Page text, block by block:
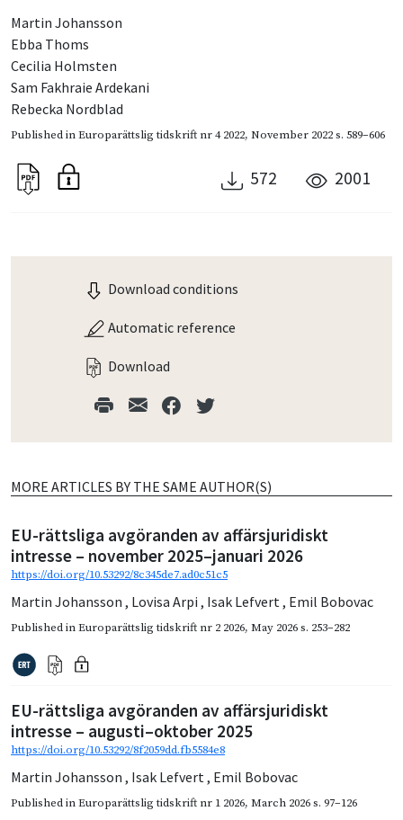
Martin Johansson
Ebba Thoms
Cecilia Holmsten
Sam Fakhraie Ardekani
Rebecka Nordblad
Published inEuroparättslig tidskrift nr 4 2022, November 2022s. 589–606
572 2001
Download conditions
Automatic reference
Download
MORE ARTICLES BY THE SAME AUTHOR(S)
EU-rättsliga avgöranden av affärsjuridiskt
intresse – november 2025–januari 2026
https://doi.org/10.53292/8c345de7.ad0c51c5
Martin Johansson , Lovisa Arpi , Isak Lefvert, Emil Bobovac
Published inEuroparättslig tidskrift nr 2 2026, May 2026s. 253–282
EU-rättsliga avgöranden av affärsjuridiskt
intresse – augusti–oktober 2025
https://doi.org/10.53292/8f2059dd.fb5584e8
Martin Johansson , Isak Lefvert, Emil Bobovac
Published inEuroparättslig tidskrift nr 1 2026, March 2026s. 97–126